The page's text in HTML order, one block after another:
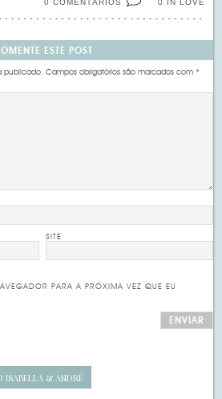
0 IN LOVE
0 COMENTÁRIOS
ESTE POST
publicado. Campos obrigatórios são marcados com*
SITE
PARA A PRÓXIMA VEZ QUE EU
ISABELLA & ANDRÉ